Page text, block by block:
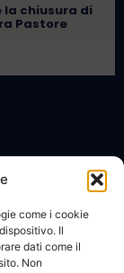
come i cookie
Il
dati come il
Non
la chiusura di
Pastore
PRIVACY